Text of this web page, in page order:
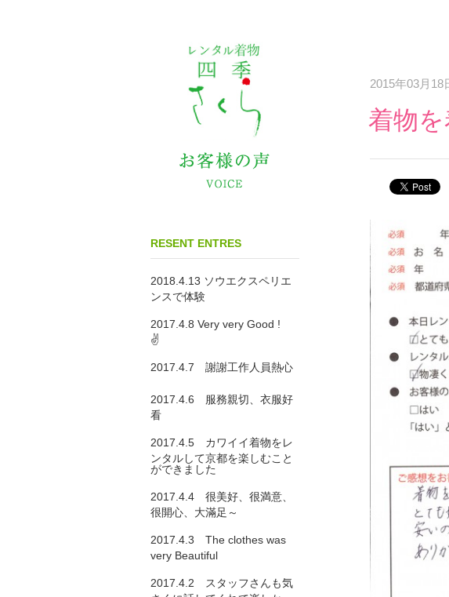
RESENT ENTRES
2018.4.13 ソウエクスペリエ
ンスで体験
2017.4.8 Very very Good !
✌
2017.4.7 謝謝工作人員熱心
2017.4.6 服務親切、衣服好
看
2017.4.5 カワイイ着物をレ
ンタルして京都を楽しむこと
ができました
2017.4.4 很美好、很満意、
很開心、大滿足～
2017.4.3 The clothes was
very Beautiful
2017.4.2 スタッフさんも気
2015年03月18
着物